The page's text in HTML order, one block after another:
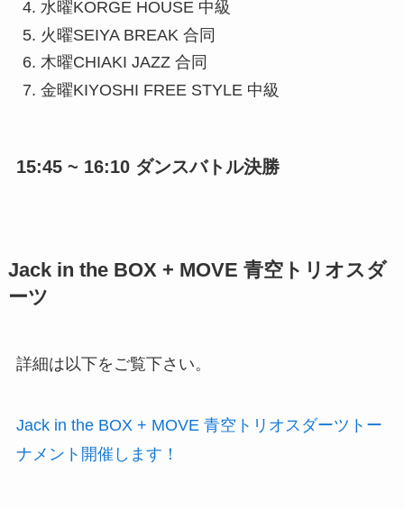
水曜KORGE HOUSE 中級
火曜SEIYA BREAK 合同
木曜CHIAKI JAZZ 合同
金曜KIYOSHI FREE STYLE 中級
15:45 ~ 16:10 ダンスバトル決勝
Jack in the BOX + MOVE 青空トリオスダ
ーツ
詳細は以下をご覧下さい。
Jack in the BOX + MOVE 青空トリオスダーツトー
ナメント開催します！